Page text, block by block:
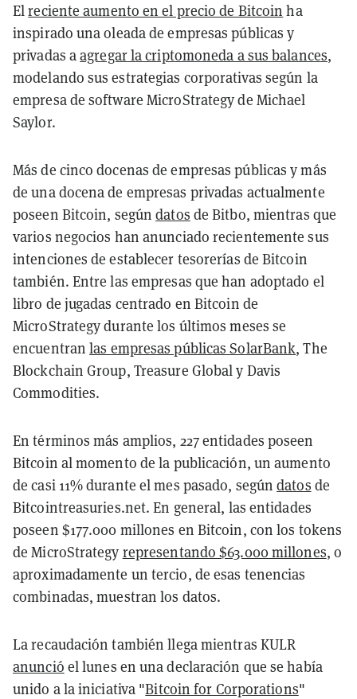
Elreciente aumento en el precio de Bitcoin ha
inspirado una oleada de empresas públicas y
privadas aagregar la criptomoneda a sus balances,
modelando sus estrategias corporativas según la
empresa de software MicroStrategy de Michael
Saylor.
Más de cinco docenas de empresas públicas y más
de una docena de empresas privadas actualmente
poseen Bitcoin, segúndatos de Bitbo, mientras que
varios negocios han anunciado recientemente sus
intenciones de establecer tesorerías de Bitcoin
también. Entre las empresas que han adoptado el
libro de jugadas centrado en Bitcoin de
MicroStrategy durante los últimos meses se
encuentranlas empresas públicas SolarBank, The
Blockchain Group, Treasure Global y Davis
Commodities.
En términos más amplios, 227 entidades poseen
Bitcoin al momento de la publicación, un aumento
de casi 11% durante el mes pasado, segúndatos de
Bitcointreasuries.net. En general, las entidades
poseen $177.000 millones en Bitcoin, con los tokens
de MicroStrategy representando $63.000 millones, o
aproximadamente un tercio, de esas tenencias
combinadas, muestran los datos.
La recaudación también llega mientras KULR
anunció el lunes en una declaración que se había
unido a la iniciativa "Bitcoin for Corporations"